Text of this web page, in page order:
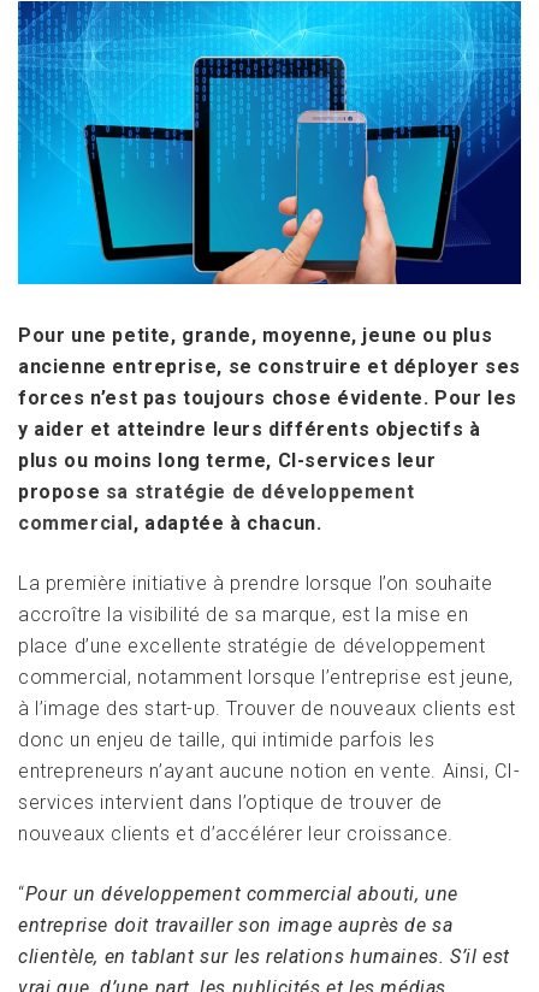
Pour une petite, grande, moyenne, jeune ou plus
ancienne entreprise, se construire et déployer ses
forces n’est pas toujours chose évidente. Pour les
y aider et atteindre leurs différents objectifs à
plus ou moins long terme, CI-services leur
propose sa stratégie de développement
commercial , adaptée à chacun.
La première initiative à prendre lorsque l’on souhaite
accroître la visibilité de sa marque, est la mise en
place d’une excellente stratégie de développement
commercial, notamment lorsque l’entreprise est jeune,
à l’image des start-up. Trouver de nouveaux clients est
donc un enjeu de taille, qui intimide parfois les
entrepreneurs n’ayant aucune notion en vente. Ainsi, CI-
services intervient dans l’optique de trouver de
nouveaux clients et d’accélérer leur croissance.
“Pour un développement commercial abouti, une
entreprise doit travailler son image auprès de sa
clientèle, en tablant sur les relations humaines. S’il est